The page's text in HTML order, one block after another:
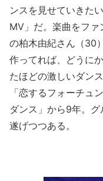
ンスを見せていきた
MV」だ。楽曲をフ
の柏木由紀さん（30
作ってれば、どうに
たほどの激しいダン
「恋するフォーチュ
ダンス」から9年。
遂げつつある。